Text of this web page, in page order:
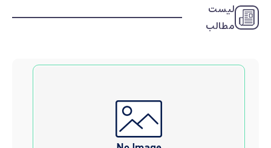
لیست
مطالب